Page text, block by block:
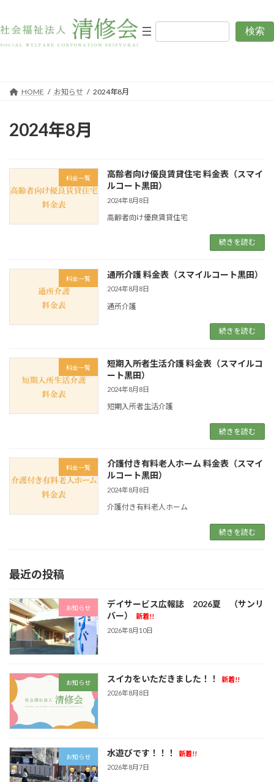
テ
ン
ゲ
ー
検索
お知らせ
HOME お知らせ 2024年8月
2024年8月
料金一覧
高齢者向け優良賃貸住宅 料金表（スマイ
ルコート黒田）
2024年8月8日
高齢者向け優良賃貸住宅
続きを読む
料金一覧 通所介護 料金表（スマイルコート黒田）
2024年8月8日
通所介護
続きを読む
料金一覧
短期入所者生活介護 料金表（スマイルコ
ート黒田）
2024年8月8日
短期入所者生活介護
続きを読む
料金一覧
介護付き有料老人ホーム 料金表（スマイ
ルコート黒田）
2024年8月8日
介護付き有料老人ホーム
続きを読む
最近の投稿
お知らせ
デイサービス広報誌 2026夏 （サンリ
バー）
新着!!
2026年8月10日
お知らせ スイカをいただきました！！
新着!!
2026年8月8日
お知らせ 水遊びです！！！
新着!!
2026年8月7日